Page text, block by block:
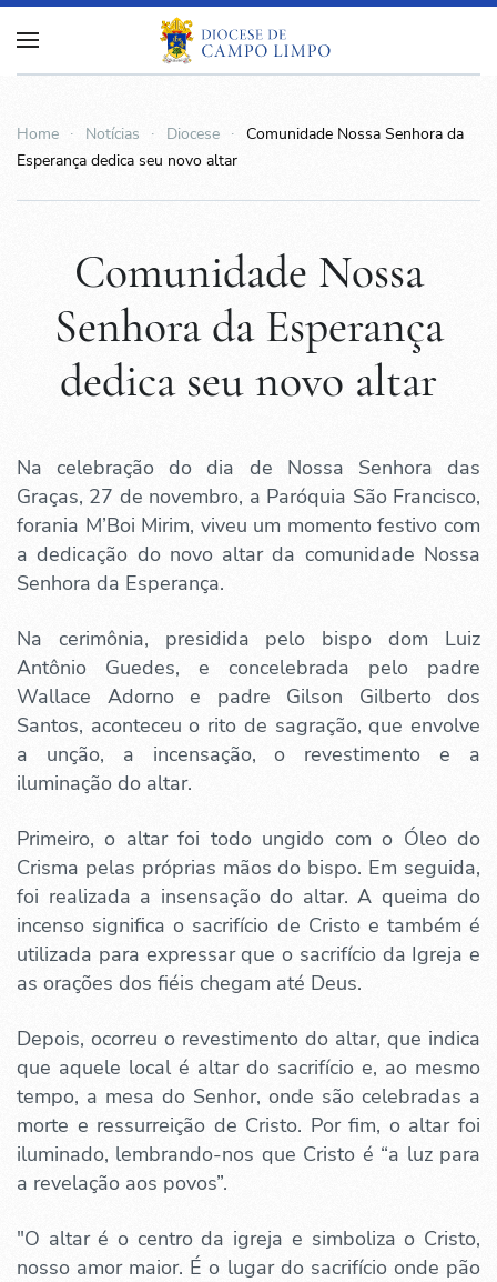
Home Notícias Diocese
Comunidade Nossa Senhora da
Esperança dedica seu novo altar
Comunidade Nossa
Senhora da Esperança
dedica seu novo altar
Na celebração do dia de Nossa Senhora das
Graças, 27 de novembro, a Paróquia São Francisco,
forania M’Boi Mirim, viveu um momento festivo com
a dedicação do novo altar da comunidade Nossa
Senhora da Esperança.
Na cerimônia, presidida pelo bispo dom Luiz
Antônio Guedes, e concelebrada pelo padre
Wallace Adorno e padre Gilson Gilberto dos
Santos, aconteceu o rito de sagração, que envolve
a unção, a incensação, o revestimento e a
iluminação do altar.
Primeiro, o altar foi todo ungido com o Óleo do
Crisma pelas próprias mãos do bispo. Em seguida,
foi realizada a insensação do altar. A queima do
incenso significa o sacrifício de Cristo e também é
utilizada para expressar que o sacrifício da Igreja e
as orações dos fiéis chegam até Deus.
Depois, ocorreu o revestimento do altar, que indica
que aquele local é altar do sacrifício e, ao mesmo
tempo, a mesa do Senhor, onde são celebradas a
morte e ressurreição de Cristo. Por fim, o altar foi
iluminado, lembrando-nos que Cristo é “a luz para
a revelação aos povos”.
"O altar é o centro da igreja e simboliza o Cristo,
nosso amor maior. É o lugar do sacrifício onde pão